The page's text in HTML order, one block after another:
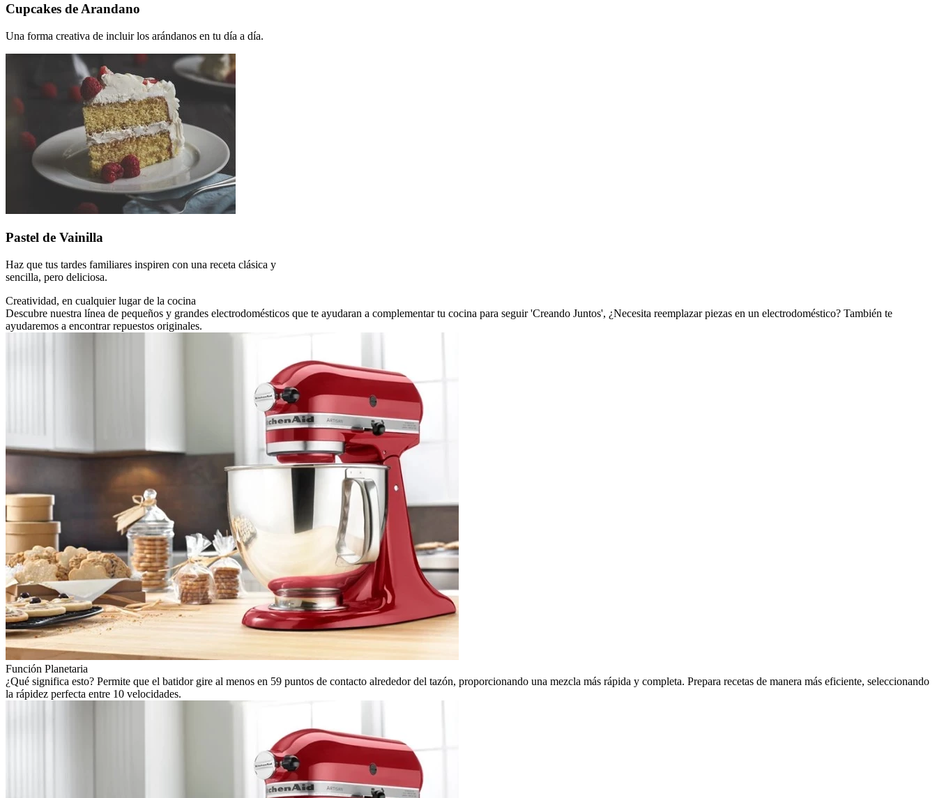
Cupcakes de Arandano
Una forma creativa de incluir los arándanos en tu día a día.
Pastel de Vainilla
Haz que tus tardes familiares inspiren con una receta clásica y
sencilla, pero deliciosa.
Creatividad, en cualquier lugar de la cocina
Descubre nuestra línea de pequeños y grandes electrodomésticos que te ayudaran a complementar tu cocina para seguir 'Creando Juntos', ¿Necesita reemplazar piezas en un electrodoméstico? También te
ayudaremos a encontrar repuestos originales.
Función Planetaria
¿Qué significa esto? Permite que el batidor gire al menos en 59 puntos de contacto alrededor del tazón, proporcionando una mezcla más rápida y completa. Prepara recetas de manera más eficiente, seleccionando
la rápidez perfecta entre 10 velocidades.